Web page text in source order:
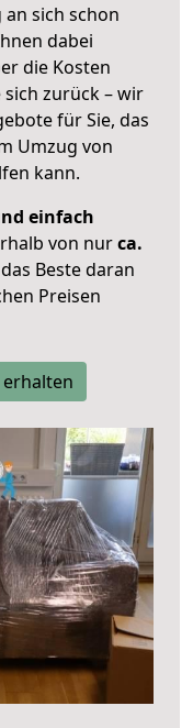
sich schon
dabei
die Kosten
sich zurück – wir
für Sie, das
Umzug von
kann.
einfach
von nurca.
Beste daran
Preisen